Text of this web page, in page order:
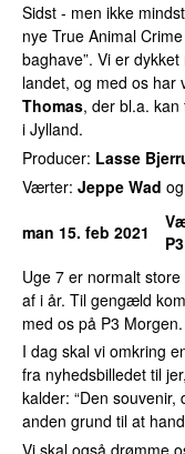
Sidst - men ikke
nye True Animal
baghave”. Vi er
landet, og med os har
Thomas, der bl.a.
i Jylland.
Producer: Lasse
Værter: Jeppe Wad og
man 15. feb 2021
Uge 7 er normalt
af i år. Til gengæld
med os på P3 Morgen.
I dag skal vi omkring
fra nyhedsbilledet til
kalder: “Den
anden grund til at